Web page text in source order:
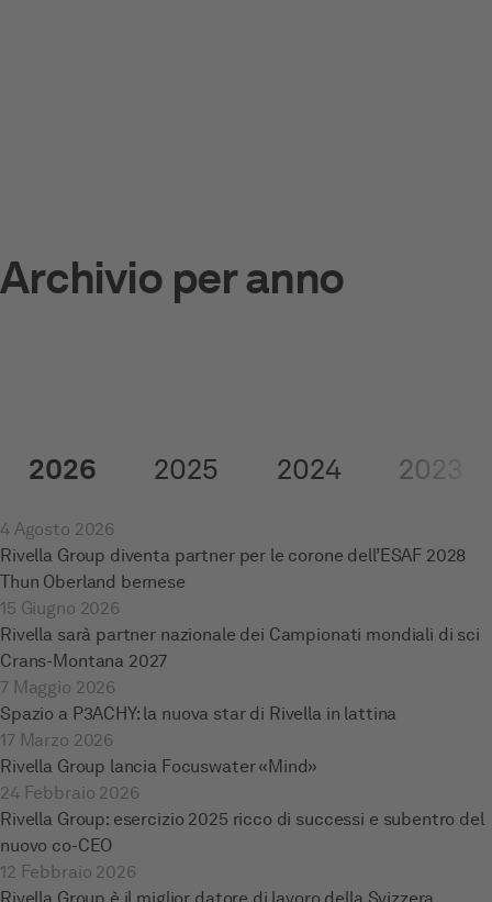
Archivio per anno
2026 2025 2024 2023
4 Agosto 2026
Rivella Group diventa partner per le corone dell’ESAF 2028
Thun Oberland bernese
15 Giugno 2026
Rivella sarà partner nazionale dei Campionati mondiali di sci
Crans-Montana 2027
7 Maggio 2026
Spazio a P3ACHY: la nuova star di Rivella in lattina
17 Marzo 2026
Rivella Group lancia Focuswater «Mind»
24 Febbraio 2026
Rivella Group: esercizio 2025 ricco di successi e subentro del
nuovo co-CEO
12 Febbraio 2026
Rivella Group è il miglior datore di lavoro della Svizzera